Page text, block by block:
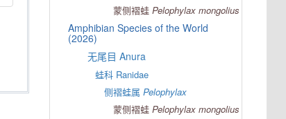
蒙侧褶蛙Pelophylax mongolius
Amphibian Species of the World
(2026)
无尾目 Anura
蛙科 Ranidae
侧褶蛙属Pelophylax
蒙侧褶蛙Pelophylax mongolius